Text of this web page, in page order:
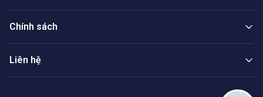
Chính sách
Liên hệ